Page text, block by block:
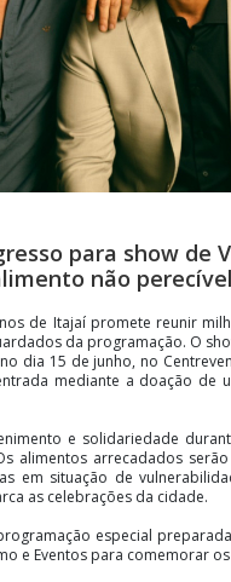
para show de
não perecível
de Itajaí promete reunir
da programação. O
dia 15 de junho, no
mediante a doação de
e solidariedade
alimentos arrecadados
em situação de
as celebrações da cidade.
especial
e Eventos para comemorar